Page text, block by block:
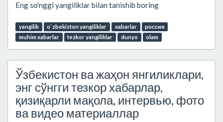
Eng so'nggi yangiliklar bilan tanishib boring
yangilik o`zbekiston yangiliklar xabarlar
россия
muhim xabarlar
tezkor yangiliklar dunyo olam
Ўзбекистон ва жаҳон янгиликлари,
энг сўнгги тезкор хабарлар,
қизиқарли мақола, интервью, фото
ва видео материаллар